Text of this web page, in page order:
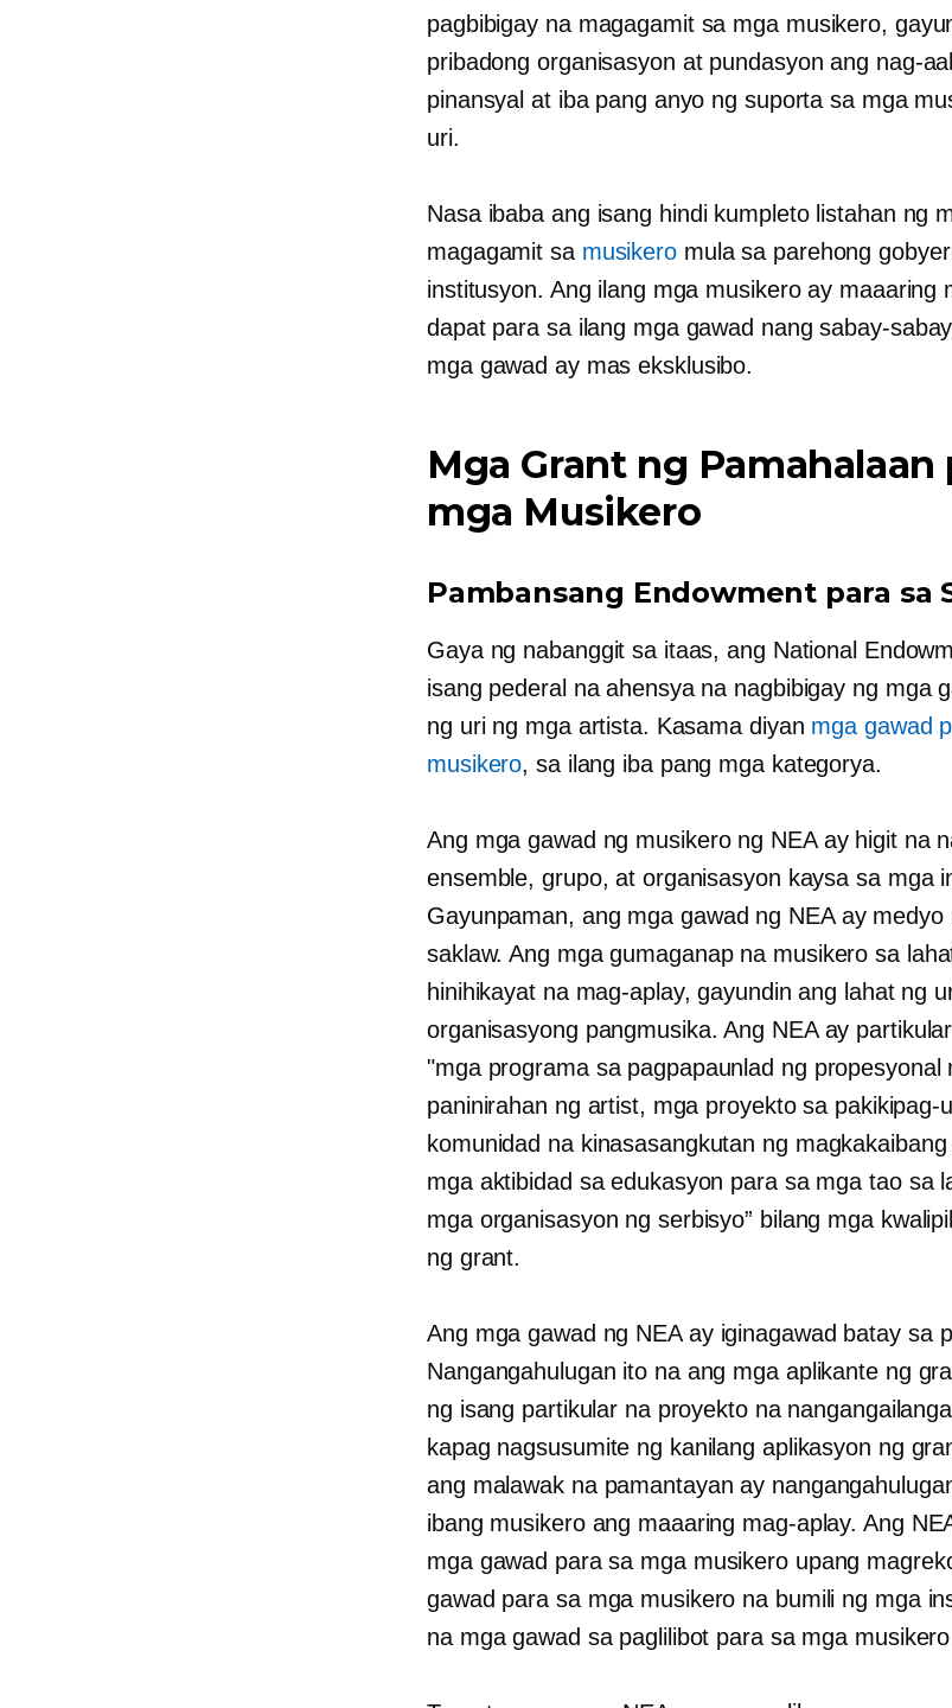
pagbibigay na magagamit sa mga musikero,
pribadong organisasyon at pundasyon ang nag-
pinansyal at iba pang anyo ng suporta sa mga
uri.
Nasa ibaba ang isang hindi kumpletolistahan ng
magagamit sa musikeromula sa parehong
institusyon. Ang ilang mga musikero ay maaaring
dapat para sa ilang mga gawad nang sabay-
mga gawad ay mas eksklusibo.
Mga Grant ng Pamahalaan
mga Musikero
Pambansang Endowment para sa
Gaya ng nabanggit sa itaas, ang National
isang pederal na ahensya na nagbibigay ng mga
ng uri ng mga artista. Kasama diyan mga gawad
musikero, sa ilang iba pang mga kategorya.
Ang mga gawad ng musikero ng NEA ay higit na
ensemble, grupo, at organisasyon kaysa sa mga
Gayunpaman, ang mga gawad ng NEA ay medyo
saklaw. Ang mga gumaganap na musikero sa
hinihikayat na mag-aplay, gayundin ang lahat ng
organisasyong pangmusika. Ang NEA ay
"mga programa sa pagpapaunlad ng propesyonal
paninirahan ng artist, mga proyekto sa pakikipag-
komunidad na kinasasangkutan ng
mga aktibidad sa edukasyon para sa mga tao sa
mga organisasyon ng serbisyo” bilang mga
ng grant.
Ang mga gawad ng NEA ay iginagawad batay sa
Nangangahulugan ito na ang mga aplikante ng
ng isang partikular na proyekto na
kapag nagsusumite ng kanilang aplikasyon ng
ang malawak na pamantayan ay
ibang musikero ang maaaring mag-aplay. Ang
mga gawad para sa mga musikero upang
gawad para sa mga musikero na bumili ng mga
na mga gawad sa paglilibot para sa mga